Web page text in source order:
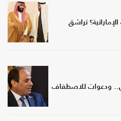
تراشق
ودعوات للاصطفاف